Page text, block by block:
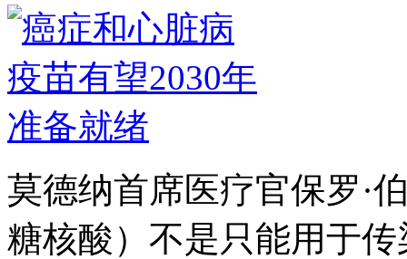
莫德纳首席医疗官保罗·
糖核酸）不是只能用于